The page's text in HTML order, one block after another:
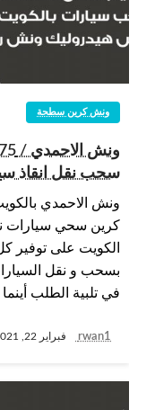
ونش كرين سطحة
سحب نقل انقاذ
ونش الاحمدي
كرين سحي سيارات
الكويت على توفير
بسحب و نقل
في تلبية الطلب
rwan1 فبراير 22, 2021